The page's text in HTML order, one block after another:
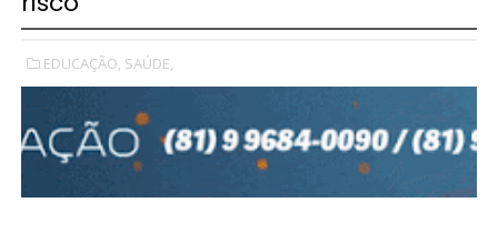
EDUCAÇÃO, SAÚDE,